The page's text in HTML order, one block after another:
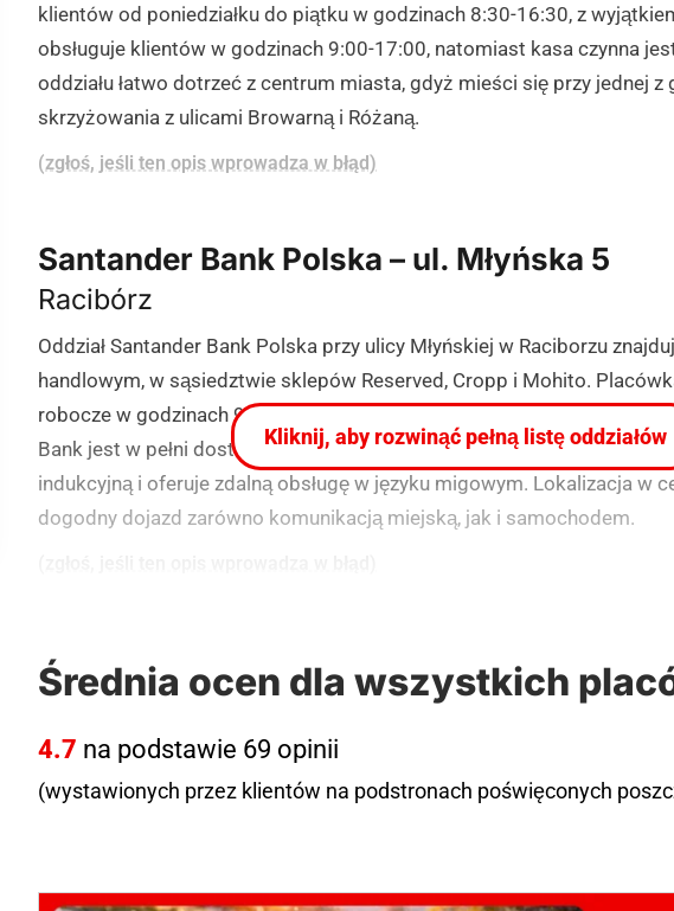
klientów od poniedziałku do piątku w godzinach 8:30-16:30, z
obsługuje klientów w godzinach 9:00-17:00, natomiast kasa czynna
oddziału łatwo dotrzeć z centrum miasta, gdyż mieści się przy jednej z
skrzyżowania z ulicami Browarną i Różaną.
(zgłoś, jeśli ten opis wprowadza w błąd)
Santander Bank Polska – ul. Młyńska 5
Racibórz
Oddział Santander Bank Polska przy ulicy Młyńskiej w Raciborzu
handlowym, w sąsiedztwie sklepów Reserved, Cropp i Mohito.
robocze w godzinach 9:30-16:30 i oferuje pełną obsługę gotówkową
Bank jest w pełni dostosowany do potrzeb osób z
indukcyjną i oferuje zdalną obsługę w języku migowym. Lokalizacja w
dogodny dojazd zarówno komunikacją miejską, jak i samochodem.
Kliknij, aby rozwinąć pełną listę oddziałów
Średnia ocen dla wszystkich
4.7 na podstawie 69 opinii
(wystawionych przez klientów na podstronach poświęconych